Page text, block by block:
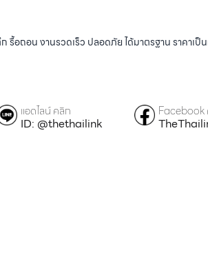
อถอน งานรวดเร็ว ปลอดภัย ได้มาตรฐาน ราคาเป็
แอดไลน์ คลิก
ID: @thethailink
Facebook